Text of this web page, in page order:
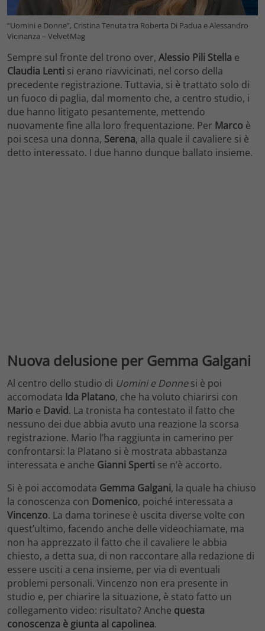
“Uomini e Donne”, Cristina Tenuta tra Roberta Di Padua e Alessandro
Vicinanza – VelvetMag
Sempre sul fronte del trono over, Alessio Pili Stella e
Claudia Lenti si erano riavvicinati, nel corso della
precedente registrazione. Tuttavia, si è trattato solo di
un fuoco di paglia, dal momento che, a centro studio, i
due hanno litigato pesantemente, mettendo
nuovamente fine alla loro frequentazione. Per Marco è
poi scesa una donna, Serena, alla quale il cavaliere si è
detto interessato. I due hanno dunque ballato insieme.
Nuova delusione per Gemma Galgani
Al centro dello studio di Uomini e Donnesi è poi
accomodata Ida Platano, che ha voluto chiarirsi con
Mario e David. La tronista ha contestato il fatto che
nessuno dei due abbia avuto una reazione la scorsa
registrazione. Mario l’ha raggiunta in camerino per
confrontarsi: la Platano si è mostrata abbastanza
interessata e anche Gianni Sperti se n’è accorto.
Si è poi accomodata Gemma Galgani, la quale ha chiuso
la conoscenza con Domenico, poiché interessata a
Vincenzo. La dama torinese è uscita diverse volte con
quest’ultimo, facendo anche delle videochiamate, ma
non ha apprezzato il fatto che il cavaliere le abbia
chiesto, a detta sua, di non raccontare alla redazione di
essere usciti a cena insieme, per via di eventuali
problemi personali. Vincenzo non era presente in
studio e, per chiarire la situazione, è stato fatto un
collegamento video: risultato? Anche questa
conoscenza è giunta al capolinea.